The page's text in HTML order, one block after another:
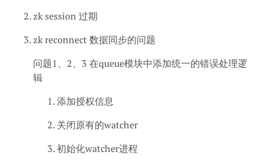
zk session 过期
zk reconnect 数据同步的问题
问题1、2、3 在queue模块中添加统一的错误处理逻
辑
添加授权信息
关闭原有的watcher
初始化watcher进程